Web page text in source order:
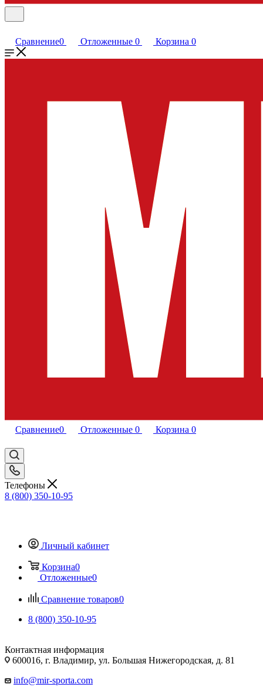
Сравнение0 Отложенные 0 Корзина 0
Сравнение0 Отложенные 0 Корзина 0
Телефоны
8 (800) 350-10-95
Личный кабинет
Корзина0
Отложенные0
Сравнение товаров0
8 (800) 350-10-95
Контактная информация
600016, г. Владимир, ул. Большая Нижегородская, д. 81
info@mir-sporta.com